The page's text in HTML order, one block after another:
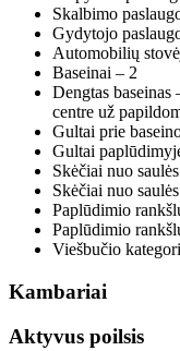
Skalbimo
Gydytojo
Automobilių
Baseinai – 2
Dengtas baseinas
centre už
Gultai prie
Gultai
Skėčiai nuo
Skėčiai nuo
Paplūdimio
Paplūdimio
Viešbučio
Kambariai
Aktyvus poilsis